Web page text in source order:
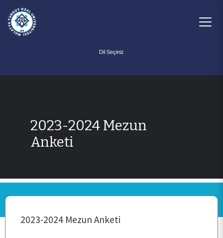
PERSONEL
2023-2024 Mezun
Anketi
2023-2024 Mezun Anketi